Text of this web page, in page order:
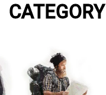
CATEGORY